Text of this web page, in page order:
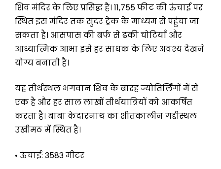
शिव मंदिर के लिए प्रसिद्ध है। 11,755 फीट की ऊंचाई पर
स्थित इस मंदिर तक सुंदर ट्रेक के माध्यम से पहुंचा जा
सकता है। आसपास की बर्फ से ढकी चोटियाँ और
आध्यात्मिक आभा इसे हर साधक के लिए अवश्य देखने
योग्य बनाती है।
यह तीर्थस्थल भगवान शिव के बारह ज्योतिर्लिंगों में से
एक है और हर साल लाखों तीर्थयात्रियों को आकर्षित
करता है। बाबा केदारनाथ का शीतकालीन गद्दीस्थल
उखीमठ में स्थित है।
• ऊंचाई: 3583 मीटर